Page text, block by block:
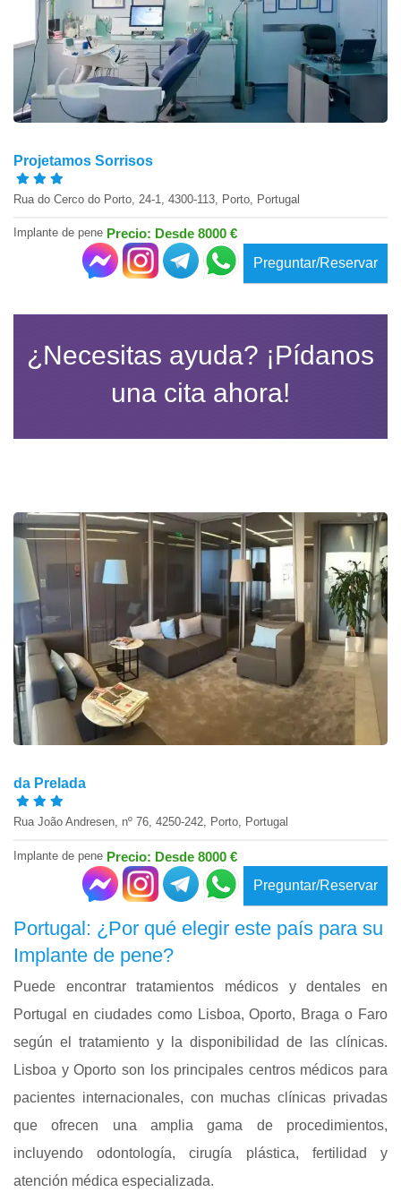
Projetamos Sorrisos
Rua do Cerco do Porto, 24-1, 4300-113, Porto, Portugal
Implante de pene Precio: Desde 8000 €
Preguntar/Reservar
¿Necesitas ayuda? ¡Pídanos
una cita ahora!
da Prelada
Rua João Andresen, nº 76, 4250-242, Porto, Portugal
Implante de pene Precio: Desde 8000 €
Preguntar/Reservar
Portugal: ¿Por qué elegir este país para su
Implante de pene?
Puede encontrar tratamientos médicos y dentales en
Portugal en ciudades como Lisboa, Oporto, Braga o Faro
según el tratamiento y la disponibilidad de las clínicas.
Lisboa y Oporto son los principales centros médicos para
pacientes internacionales, con muchas clínicas privadas
que ofrecen una amplia gama de procedimientos,
incluyendo odontología, cirugía plástica, fertilidad y
atención médica especializada.